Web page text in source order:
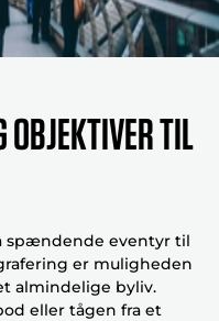
objektiver til
spændende eventyr til
er muligheden
almindelige byliv.
eller tågen fra et